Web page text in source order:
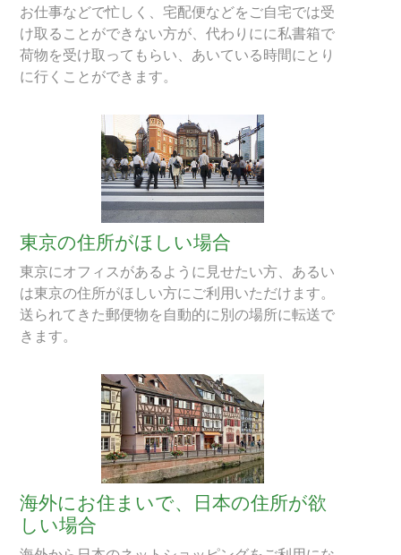
お仕事などで忙しく、宅配便などをご自宅では受
け取ることができない方が、代わりにに私書箱で
荷物を受け取ってもらい、あいている時間にとり
に行くことができます。
東京の住所がほしい場合
東京にオフィスがあるように見せたい方、あるい
は東京の住所がほしい方にご利用いただけます。
送られてきた郵便物を自動的に別の場所に転送で
きます。
海外にお住まいで、日本の住所が欲
しい場合